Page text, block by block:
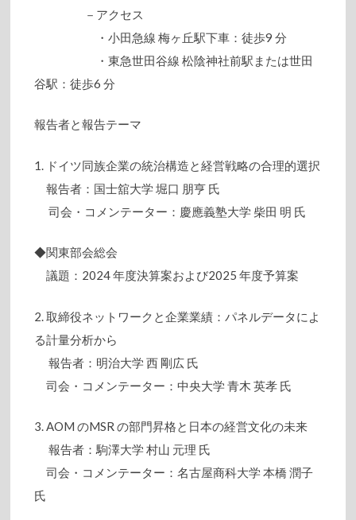
－アクセス
・小田急線 梅ヶ丘駅下車：徒歩9 分
・東急世田谷線 松陰神社前駅または世田
谷駅：徒歩6 分
報告者と報告テーマ
1. ドイツ同族企業の統治構造と経営戦略の合理的選択
報告者：国士舘大学 堀口 朋亨 氏
司会・コメンテーター：慶應義塾大学 柴田 明 氏
◆関東部会総会
議題：2024 年度決算案および2025 年度予算案
2. 取締役ネットワークと企業業績：パネルデータによ
る計量分析から
報告者：明治大学 ⻄ 剛広 氏
司会・コメンテーター：中央大学 ⻘⽊ 英孝 氏
3. AOM のMSR の部門昇格と日本の経営文化の未来
報告者：駒澤大学 村山 元理 氏
司会・コメンテーター：名古屋商科大学 本橋 潤子
氏